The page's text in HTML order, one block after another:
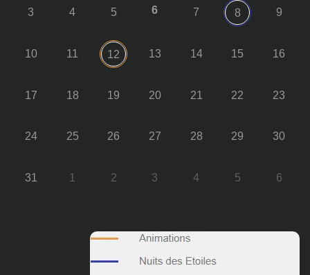
3 4 5 6 7 8 9
10 11 12 13 14 15 16
17 18 19 20 21 22 23
24 25 26 27 28 29 30
31 1 2 3 4 5 6